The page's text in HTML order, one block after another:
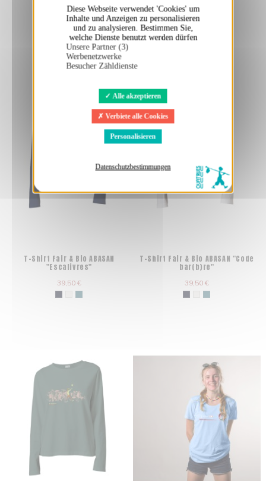
Diese Webseite verwendet 'Cookies' um
Inhalte und Anzeigen zu personalisieren
und zu analysieren. Bestimmen Sie,
welche Dienste benutzt werden dürfen
Unsere Partner (3)
Werbenetzwerke
Besucher Zähldienste
Alle akzeptieren
Verbiete alle Cookies
Personalisieren
Datenschutzbestimmungen
39,50 € 39,50 €
T-Shirt Fair & Bio ABASAN
"Escalivres"
39,50 €
T-Shirt Fair & Bio ABASAN "Code
bar(b)re"
39,50 €